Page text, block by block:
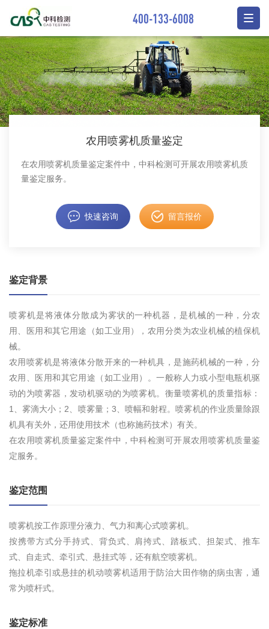
400-133-6008
农用喷雾机质量鉴定
在农用喷雾机质量鉴定案件中，中科检测可开展农用喷雾机质
量鉴定服务。
快速咨询 留言报价
鉴定背景
喷雾机是将液体分散成为雾状的一种机器，是机械的一种，分农
用、医用和其它用途（如工业用），农用分类为农业机械的植保机
械。
农用喷雾机是将液体分散开来的一种机具，是施药机械的一种，分
农用、医用和其它用途（如工业用）。一般称人力或小型电瓶机驱
动的为喷雾器，发动机驱动的为喷雾机。衡量喷雾机的质量指标：
1、雾滴大小；2、喷雾量；3、喷幅和射程。喷雾机的作业质量除跟
机具有关外，还用使用技术（也称施药技术）有关。
在农用喷雾机质量鉴定案件中，中科检测可开展农用喷雾机质量鉴
定服务。
鉴定范围
喷雾机按工作原理分液力、气力和离心式喷雾机。
按携带方式分手持式、背负式、肩挎式、踏板式、担架式、推车
式、自走式、牵引式、悬挂式等，还有航空喷雾机。
拖拉机牵引或悬挂的机动喷雾机适用于防治大田作物的病虫害，通
常为喷杆式。
鉴定标准